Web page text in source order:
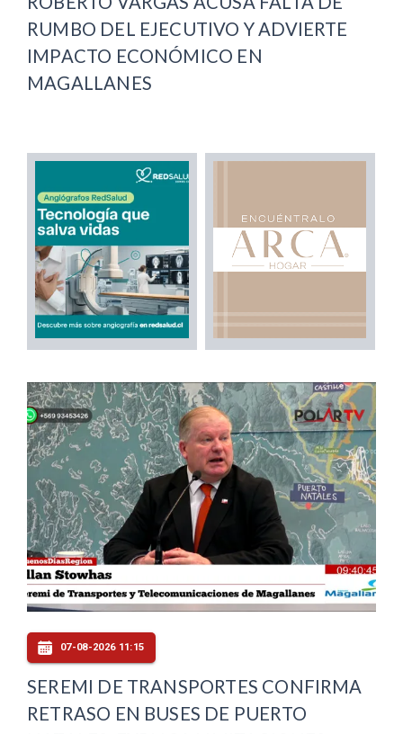
RUMBO DEL EJECUTIVO Y ADVIERTE
IMPACTO ECONÓMICO EN
MAGALLANES
07-08-2026 11:15
SEREMI DE TRANSPORTES CONFIRMA
RETRASO EN BUSES DE PUERTO